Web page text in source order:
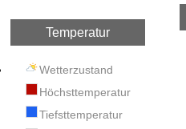
Temperatur
Wetterzustand
Höchsttemperatur
Tiefsttemperatur